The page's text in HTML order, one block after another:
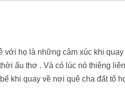
với họ là những cảm xúc khi
ấu thơ . Và có lúc nó thiêng
khi quay về nơi quê cha đất tổ